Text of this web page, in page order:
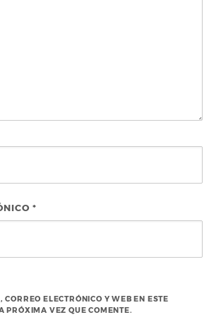
*
ELECTRÓNICO Y WEB EN ESTE
PRÓXIMA VEZ QUE COMENTE.